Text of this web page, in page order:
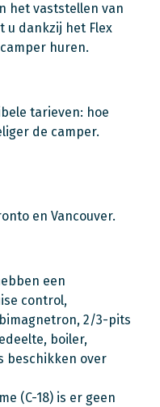
het vaststellen van
u dankzij het Flex
huren.
tarieven: hoe
de camper.
en Vancouver.
een
control,
2/3-pits
boiler,
beschikken over
(C-18) is er geen